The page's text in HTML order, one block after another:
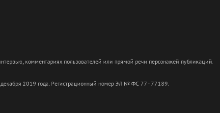
комментариях пользователей или прямой речи персонажей публикаций.
декабря 2019 года. Регистрационный номер ЭЛ № ФС 77 - 77189.